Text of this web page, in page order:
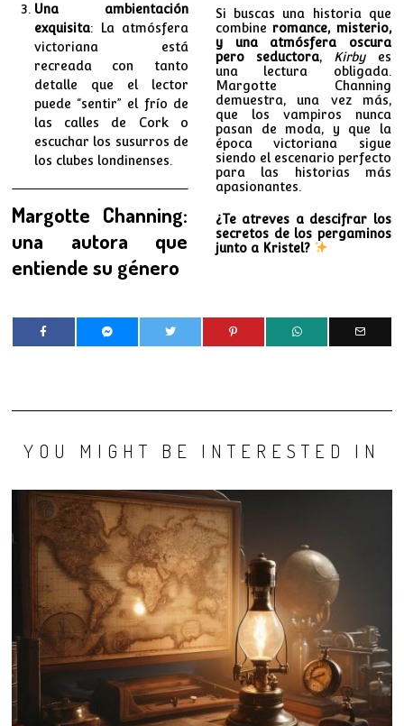
Una ambientación
exquisita: La atmósfera
victoriana está
recreada con tanto
detalle que el lector
puede “sentir” el frío de
las calles de Cork o
escuchar los susurros de
los clubes londinenses.
Margotte Channing:
una autora que
entiende su género
Si buscas una historia que
combine romance, misterio,
y una atmósfera oscura
pero seductora, Kirbyes
una lectura obligada.
Margotte Channing
demuestra, una vez más,
que los vampiros nunca
pasan de moda, y que la
época victoriana sigue
siendo el escenario perfecto
para las historias más
apasionantes.
¿Te atreves a descifrar los
secretos de los pergaminos
junto a Kristel?
YOU MIGHT BE INTERESTED IN